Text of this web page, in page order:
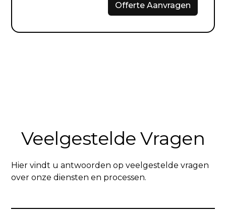
Offerte Aanvragen
Veelgestelde Vragen
Hier vindt u antwoorden op veelgestelde vragen
over onze diensten en processen.